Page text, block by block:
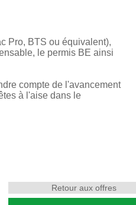
Pro, BTS ou équivalent),
le permis BE ainsi
compte de l'avancement
à l'aise dans le
Retour aux offres